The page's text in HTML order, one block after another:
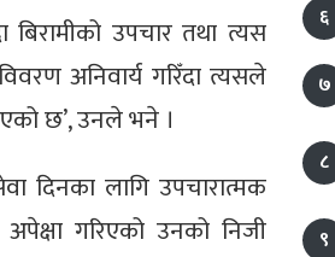
उपचार तथा त्यस
अनिवार्य गरिँदा त्यसले
छ’, उनले भने ।
दिनका लागि उपचारात्मक
गरिएको उनको निजी
६
७
८
९